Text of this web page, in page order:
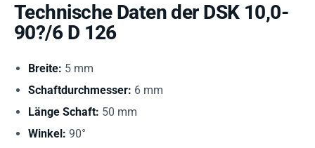
Technische Daten der DSK 10,0-
90?/6 D 126
Breite: 5 mm
Schaftdurchmesser: 6 mm
Länge Schaft: 50 mm
Winkel: 90°